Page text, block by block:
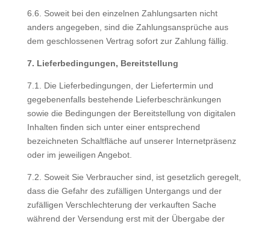
6.6. Soweit bei den einzelnen Zahlungsarten nicht
anders angegeben, sind die Zahlungsansprüche aus
dem geschlossenen Vertrag sofort zur Zahlung fällig.
7. Lieferbedingungen, Bereitstellung
7.1. Die Lieferbedingungen, der Liefertermin und
gegebenenfalls bestehende Lieferbeschränkungen
sowie die Bedingungen der Bereitstellung von digitalen
Inhalten finden sich unter einer entsprechend
bezeichneten Schaltfläche auf unserer Internetpräsenz
oder im jeweiligen Angebot.
7.2. Soweit Sie Verbraucher sind, ist gesetzlich geregelt,
dass die Gefahr des zufälligen Untergangs und der
zufälligen Verschlechterung der verkauften Sache
während der Versendung erst mit der Übergabe der